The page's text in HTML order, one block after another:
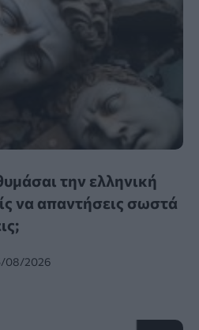
την ελληνική
να απαντήσεις σωστά
08/2026